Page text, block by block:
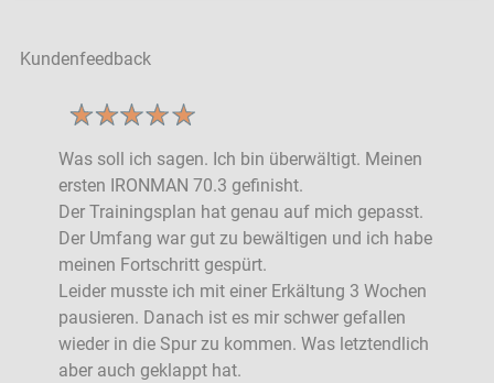
Kundenfeedback
Was soll ich sagen. Ich bin überwältigt. Meinen
ersten IRONMAN 70.3 gefinisht.
Der Trainingsplan hat genau auf mich gepasst.
Der Umfang war gut zu bewältigen und ich habe
meinen Fortschritt gespürt.
Leider musste ich mit einer Erkältung 3 Wochen
pausieren. Danach ist es mir schwer gefallen
wieder in die Spur zu kommen. Was letztendlich
aber auch geklappt hat.